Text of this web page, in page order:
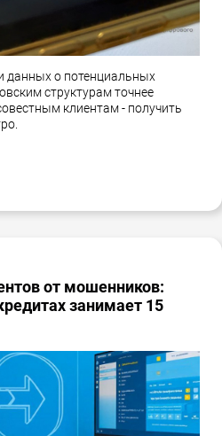
данных о потенциальных
структурам точнее
клиентам - получить
от мошенников:
занимает 15